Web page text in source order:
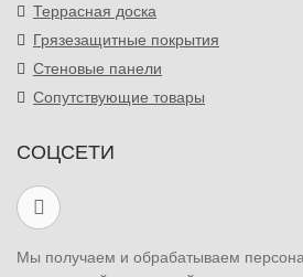
Террасная доска
Грязезащитные покрытия
Стеновые панели
Сопутствующие товары
СОЦСЕТИ
Мы получаем и обрабатываем